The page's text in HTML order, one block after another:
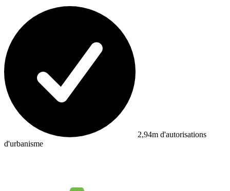
2,94m d'autorisations
d'urbanisme